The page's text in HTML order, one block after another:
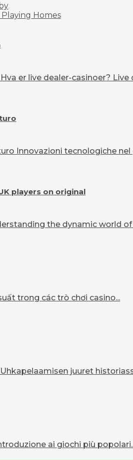
Homes
er live dealer-casinoer? Live
Innovazioni tecnologiche nel
players on original
the dynamic world of
trong các trò chơi casino...
juuret
ai giochi più